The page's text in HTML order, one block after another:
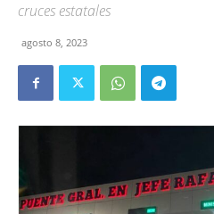
cruces estatales
agosto 8, 2023